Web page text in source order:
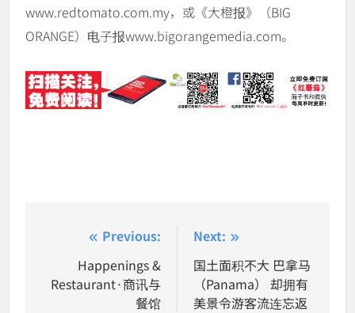
www.redtomato.com.my，或《大橙报》（BIG
ORANGE）电子报www.bigorangemedia.com。
navigation
Previous:
Happenings &
Restaurant·商讯与
餐馆
Next:
国土面积不大 巴拿马
（Panama） 却拥有
美景令游客流连忘返